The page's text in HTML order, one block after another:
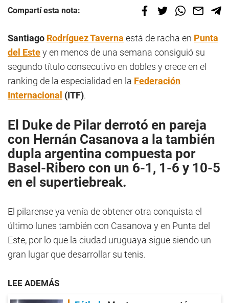
Compartí esta nota:
Santiago Rodríguez Taverna está de racha en Punta
del Estey en menos de una semana consiguió su
segundo título consecutivo en dobles y crece en el
ranking de la especialidad en la Federación
Internacional (ITF).
El Duke de Pilarderrotó en pareja
con Hernán Casanova a la también
dupla argentina compuesta por
Basel-Ribero con un 6-1, 1-6 y 10-5
en el supertiebreak.
El pilarense ya venía de obtener otra conquista el
último lunes también con Casanova y en Punta del
Este, por lo que la ciudad uruguaya sigue siendo un
gran lugar que desarrollar su tenis.
LEE ADEMÁS